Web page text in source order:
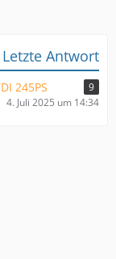
Letzte Antwort
245PS
9
4. Juli 2025 um 14:34